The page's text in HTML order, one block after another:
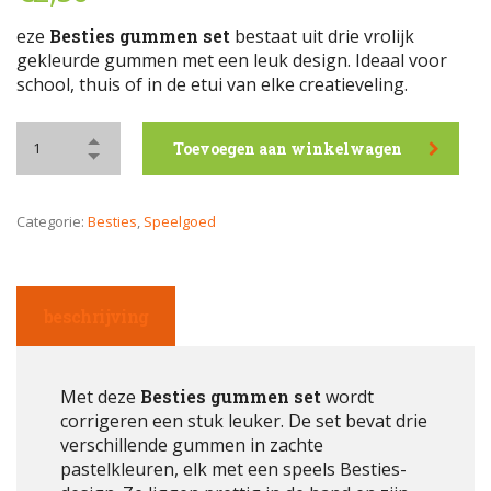
eze Besties gummen set bestaat uit drie vrolijk
gekleurde gummen met een leuk design. Ideaal voor
school, thuis of in de etui van elke creatieveling.
Toevoegen aan winkelwagen
Categorie: Besties, Speelgoed
Met deze Besties gummen setwordt
corrigeren een stuk leuker. De set bevat drie
verschillende gummen in zachte
pastelkleuren, elk met een speels Besties-